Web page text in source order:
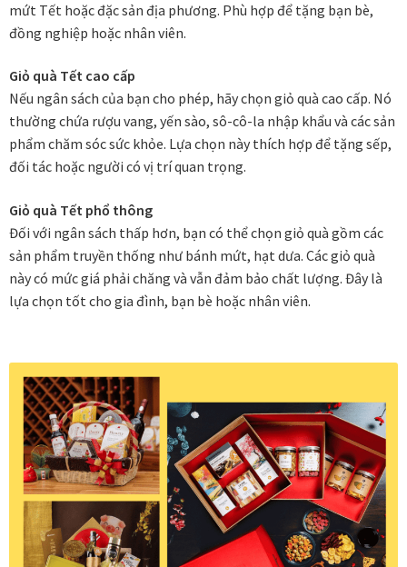
In tranh treo tường theo yêu cầu
Fine Art Giclée Printing
In ảnh theo yêu cầu
In tranh dán tường theo yêu cầu
in tranh mica
Khung ảnh cưới
Khung tranh gỗ sồi
Khung tranh treo tường
Kim liên vạn phúc phòng thờ
mứt Tết hoặc đặc sản địa phương. Phù hợp để tặng bạn bè,
đồng nghiệp hoặc nhân viên.
Giỏ quà Tết cao cấp
Nếu ngân sách của bạn cho phép, hãy chọn giỏ quà cao cấp. Nó
thường chứa rượu vang, yến sào, sô-cô-la nhập khẩu và các sản
phẩm chăm sóc sức khỏe. Lựa chọn này thích hợp để tặng sếp,
đối tác hoặc người có vị trí quan trọng.
Giỏ quà Tết phổ thông
Đối với ngân sách thấp hơn, bạn có thể chọn giỏ quà gồm các
sản phẩm truyền thống như bánh mứt, hạt dưa. Các giỏ quà
này có mức giá phải chăng và vẫn đảm bảo chất lượng. Đây là
lựa chọn tốt cho gia đình, bạn bè hoặc nhân viên.